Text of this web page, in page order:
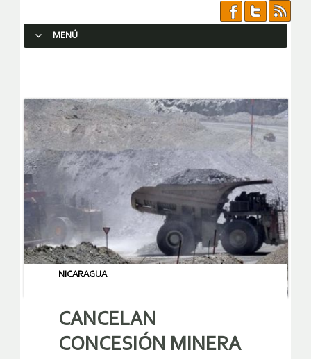
MENÚ
NICARAGUA
CANCELAN
CONCESIÓN MINERA